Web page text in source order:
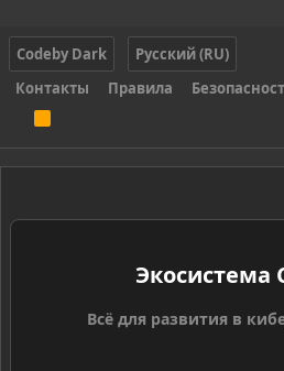
Codeby Dark
Русский (RU)
Контакты
Правила
S
Экосистема
Всё для развития в